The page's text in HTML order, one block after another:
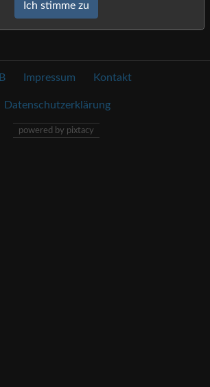
Ich stimme zu
Impressum Kontakt
Datenschutzerklärung
powered by pixtacy